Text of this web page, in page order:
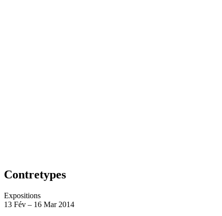
Contretypes
Expositions
13 Fév – 16 Mar 2014